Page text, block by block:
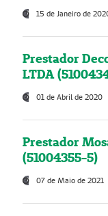
15 de Janeiro de
Prestador
LTDA
01 de Abril de 2020
Prestador
(51004355-5)
07 de Maio de 2021